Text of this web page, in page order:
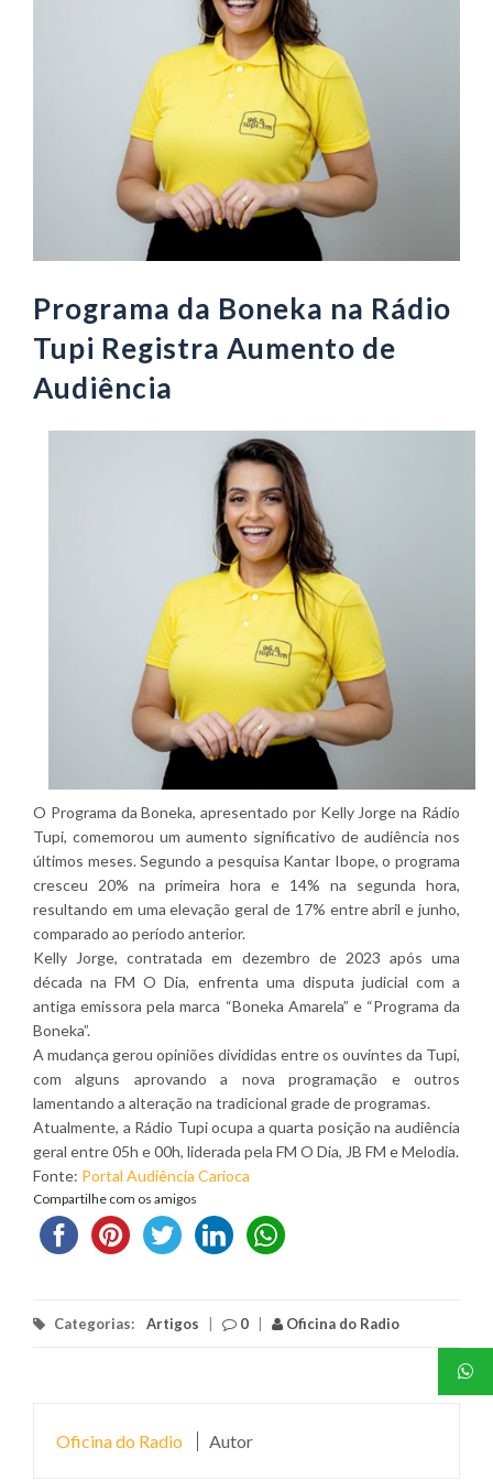
Programa da Boneka na Rádio
Tupi Registra Aumento de
Audiência
O Programa da Boneka, apresentado por Kelly Jorge na Rádio
Tupi, comemorou um aumento significativo de audiência nos
últimos meses. Segundo a pesquisa Kantar Ibope, o programa
cresceu 20% na primeira hora e 14% na segunda hora,
resultando em uma elevação geral de 17% entre abril e junho,
comparado ao período anterior.
Kelly Jorge, contratada em dezembro de 2023 após uma
década na FM O Dia, enfrenta uma disputa judicial com a
antiga emissora pela marca “Boneka Amarela” e “Programa da
Boneka”.
A mudança gerou opiniões divididas entre os ouvintes da Tupi,
com alguns aprovando a nova programação e outros
lamentando a alteração na tradicional grade de programas.
Atualmente, a Rádio Tupi ocupa a quarta posição na audiência
geral entre 05h e 00h, liderada pela FM O Dia, JB FM e Melodia.
Fonte: Portal Audiência Carioca
Compartilhe com os amigos
Categorias: Artigos | 0 | Oficina do Radio
Oficina do Radio Autor